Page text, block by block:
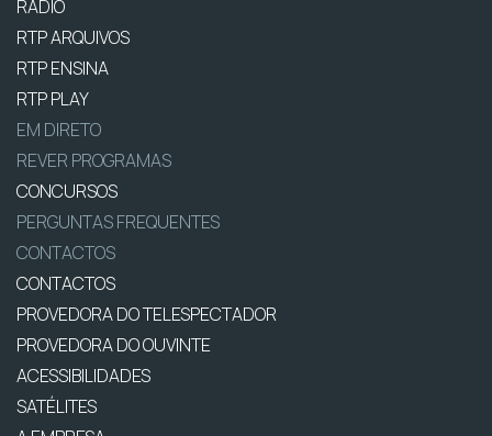
RÁDIO
RTP ARQUIVOS
RTP ENSINA
RTP PLAY
EM DIRETO
REVER PROGRAMAS
CONCURSOS
PERGUNTAS FREQUENTES
CONTACTOS
CONTACTOS
PROVEDORA DO TELESPECTADOR
PROVEDORA DO OUVINTE
ACESSIBILIDADES
SATÉLITES